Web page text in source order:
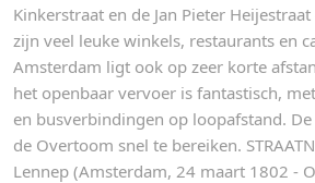
Kinkerstraat en de Jan Pieter
zijn veel leuke winkels, restaurants en
Amsterdam ligt ook op zeer korte
het openbaar vervoer is fantastisch,
en busverbindingen op loopafstand.
de Overtoom snel te bereiken.
Lennep (Amsterdam, 24 maart 1802 -